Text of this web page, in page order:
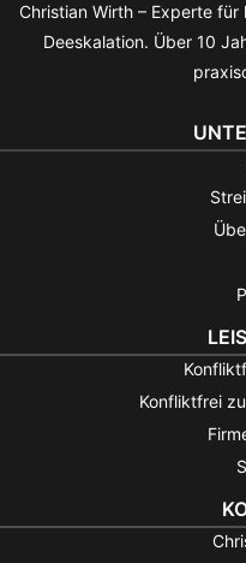
Christian Wirth – Experte
Deeskalation. Über 10
Konfliktfrei